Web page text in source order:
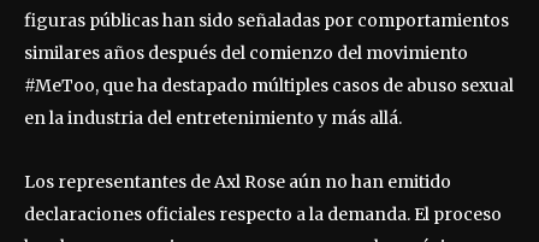
figuras públicas han sido señaladas por comportamientos
similares años después del comienzo del movimiento
#MeToo, que ha destapado múltiples casos de abuso sexual
en la industria del entretenimiento y más allá.
Los representantes de Axl Rose aún no han emitido
declaraciones oficiales respecto a la demanda. El proceso